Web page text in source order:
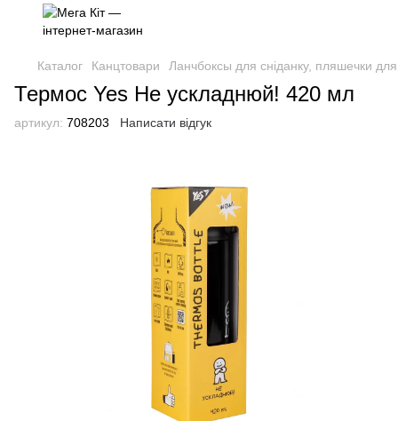
Каталог Канцтовари Ланчбоксы для сніданку, пляшечки для
Термос Yes Не ускладнюй! 420 мл
артикул: 708203 Написати відгук